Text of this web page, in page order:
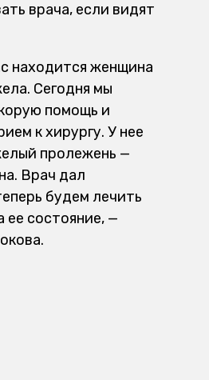
врача, если видят
находится женщина
Сегодня мы
помощь и
к хирургу. У нее
пролежень —
Врач дал
будем лечить
ее состояние, —